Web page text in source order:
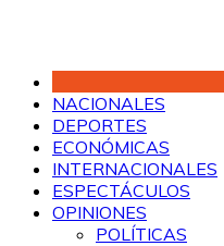
NACIONALES
DEPORTES
ECONÓMICAS
INTERNACIONALES
ESPECTÁCULOS
OPINIONES
POLÍTICAS